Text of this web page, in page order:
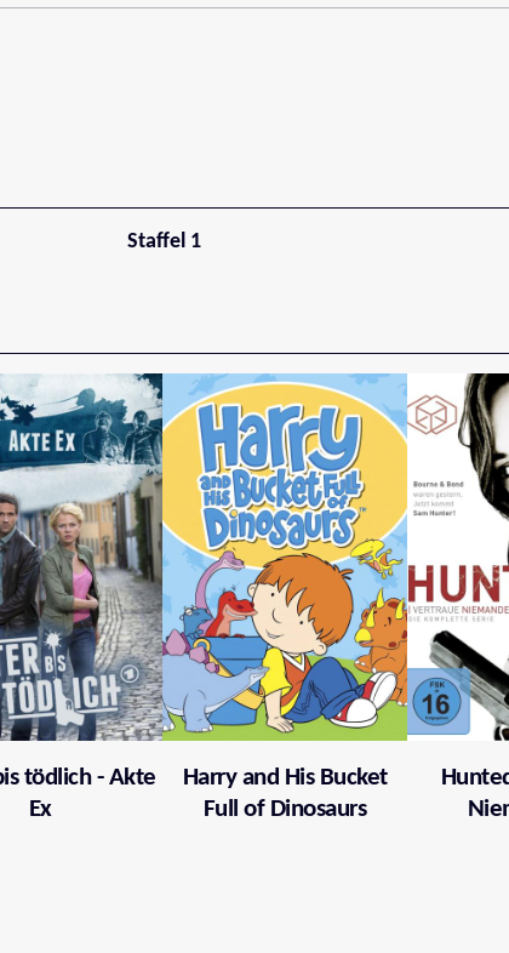
Staffel 1
tödlich - Akte
Ex
Harry and His Bucket
Full of Dinosaurs